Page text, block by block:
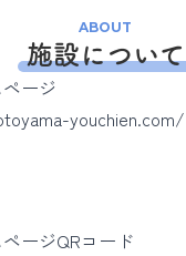
ABOUT
施設について
ページ
youchien.com/
ージQRコード